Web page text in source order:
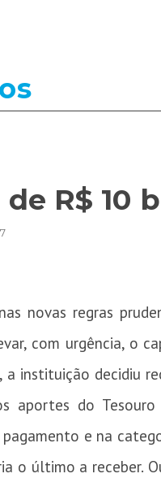
R$ 10
novas regras
com urgência, o
instituição decidiu
aportes do
e na
o último a receber.